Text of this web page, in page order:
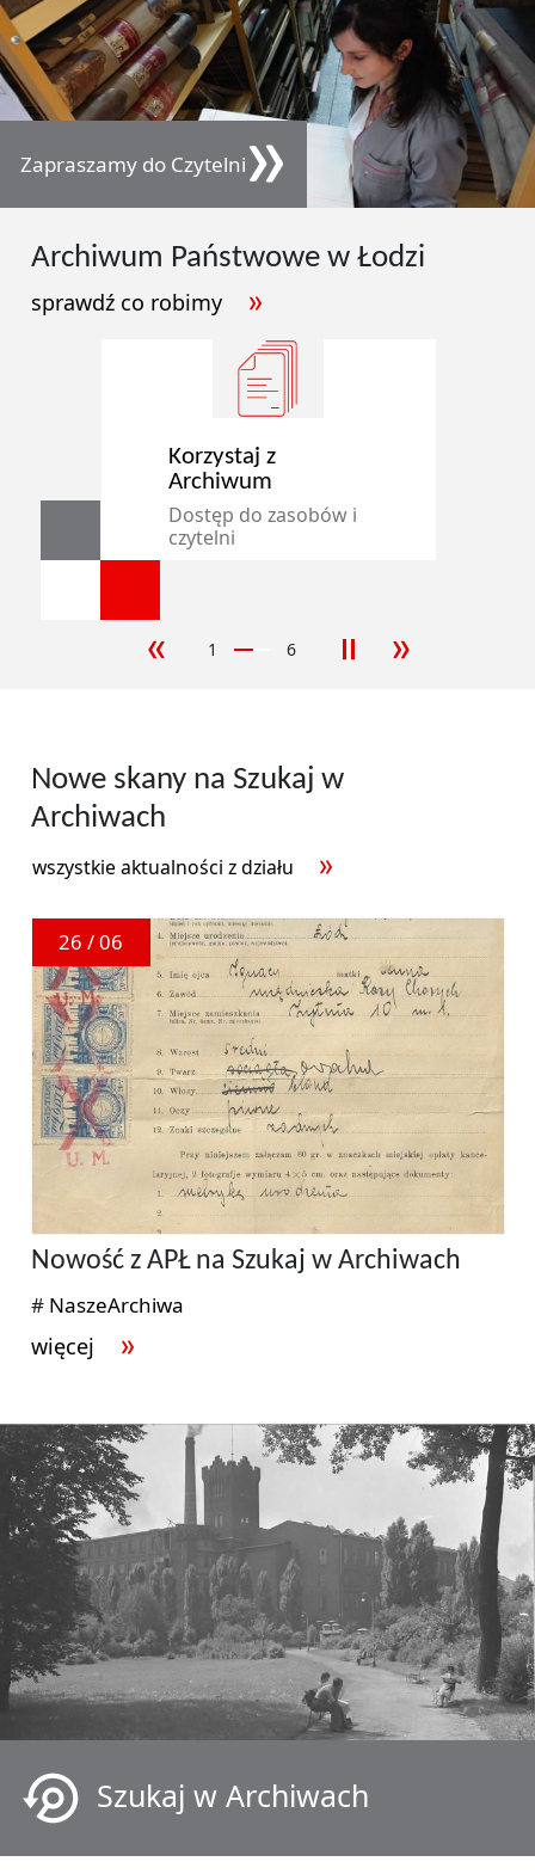
Zapraszamy do Czytelni
Archiwum Państwowe w Łodzi
sprawdź co robimy
poprzedni slajd
1 6 następny
Korzystaj z
Archiwum
Dostęp do zasobów i
czytelni
Nowe skany na Szukaj w
Archiwach
wszystkie aktualności z działu
26 / 06
Nowość z APŁ na Szukaj w Archiwach
# NaszeArchiwa
więcej
Szukaj w Archiwach